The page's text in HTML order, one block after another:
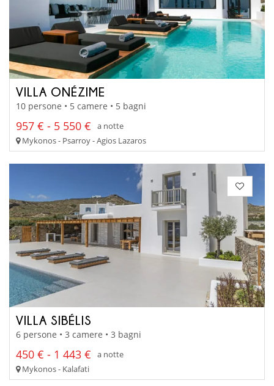
VILLA ONÉZIME
10 persone • 5 camere • 5 bagni
957 € - 5 550 €
a notte
Mykonos - Psarroy - Agios Lazaros
VILLA SIBÉLIS
6 persone • 3 camere • 3 bagni
450 € - 1 443 €
a notte
Mykonos - Kalafati